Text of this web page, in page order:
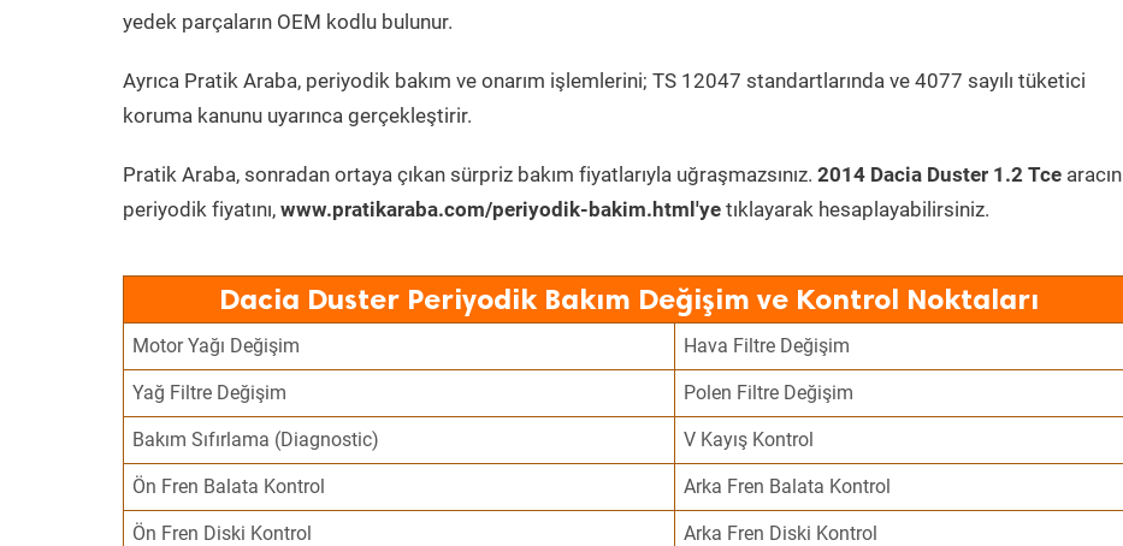
yedek parçaların OEM kodlu bulunur.
Ayrıca Pratik Araba, periyodik bakım ve onarım işlemlerini; TS 12047 standartlarında ve 4077 sayılı tüketici
koruma kanunu uyarınca gerçekleştirir.
Pratik Araba, sonradan ortaya çıkan sürpriz bakım fiyatlarıyla uğraşmazsınız. 2014 Dacia Duster 1.2 Tce aracın
periyodik fiyatını, www.pratikaraba.com/periyodik-bakim.html'ye tıklayarak hesaplayabilirsiniz.
Dacia Duster Periyodik Bakım Değişim ve Kontrol Noktaları
Motor Yağı Değişim Hava Filtre Değişim
Yağ Filtre Değişim Polen Filtre Değişim
Bakım Sıfırlama (Diagnostic) V Kayış Kontrol
Ön Fren Balata Kontrol Arka Fren Balata Kontrol
Ön Fren Diski Kontrol Arka Fren Diski Kontrol